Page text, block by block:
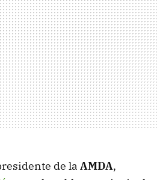
de la AMDA,